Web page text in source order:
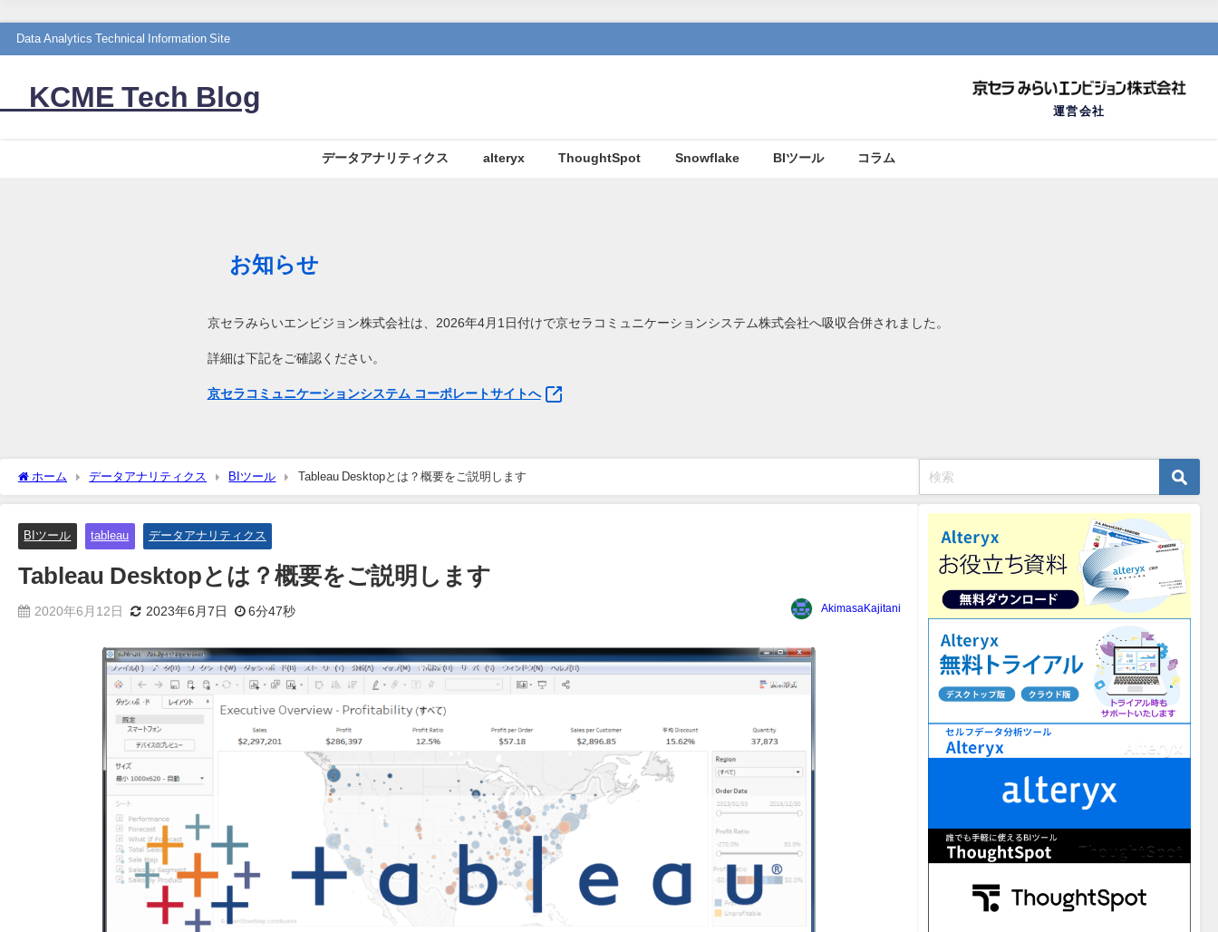
Data Analytics Technical Information Site
KCME Tech Blog 運営会社
データアナリティクス alteryx ThoughtSpot Snowflake BIツール コラム
お知らせ
京セラみらいエンビジョン株式会社は、2026年4月1日付けで京セラコミュニケーションシステム株式会社へ吸収合併されました。
詳細は下記をご確認ください。
京セラコミュニケーションシステム コーポレートサイトへ
ホーム データアナリティクス BIツール Tableau Desktopとは？概要をご説明します
BIツール tableau データアナリティクス
Tableau Desktopとは？概要をご説明します
2020年6月12日 2023年6月7日 6分47秒 AkimasaKajitani